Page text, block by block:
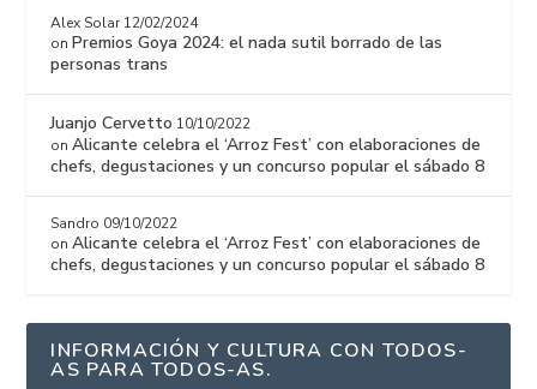
Alex Solar 12/02/2024
onPremios Goya 2024: el nada sutil borrado de las
personas trans
Juanjo Cervetto 10/10/2022
onAlicante celebra el ‘Arroz Fest’ con elaboraciones de
chefs, degustaciones y un concurso popular el sábado 8
Sandro 09/10/2022
onAlicante celebra el ‘Arroz Fest’ con elaboraciones de
chefs, degustaciones y un concurso popular el sábado 8
INFORMACIÓN Y CULTURA CON TODOS-
AS PARA TODOS-AS.